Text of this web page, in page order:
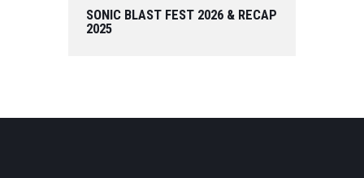
SONIC BLAST FEST 2026 & RECAP
2025